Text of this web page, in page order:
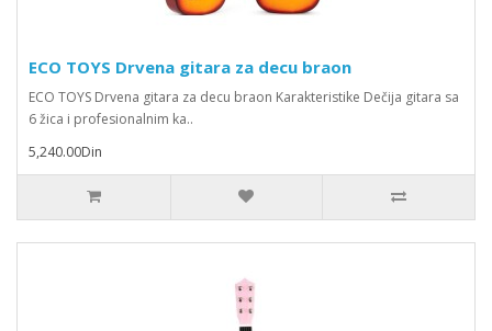
ECO TOYS Drvena gitara za decu braon
ECO TOYS Drvena gitara za decu braon Karakteristike Dečija gitara sa
6 žica i profesionalnim ka..
5,240.00Din